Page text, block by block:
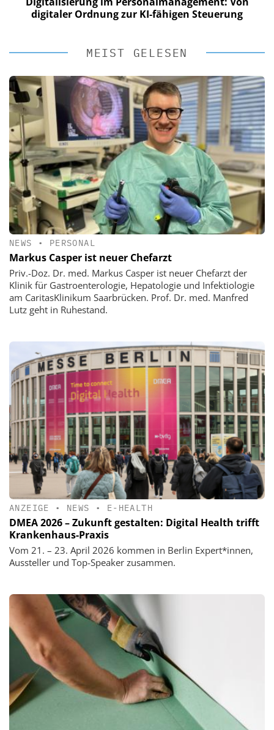
digitaler Ordnung zur KI-fähigen Steuerung
MEIST GELESEN
NEWS • PERSONAL
Markus Casper ist neuer Chefarzt
Priv.-Doz. Dr. med. Markus Casper ist neuer Chefarzt der
Klinik für Gastroenterologie, Hepatologie und Infektiologie
am CaritasKlinikum Saarbrücken. Prof. Dr. med. Manfred
Lutz geht in Ruhestand.
ANZEIGE • NEWS • E-HEALTH
DMEA 2026 – Zukunft gestalten: Digital Health trifft
Krankenhaus-Praxis
Vom 21. – 23. April 2026 kommen in Berlin Expert*innen,
Aussteller und Top-Speaker zusammen.